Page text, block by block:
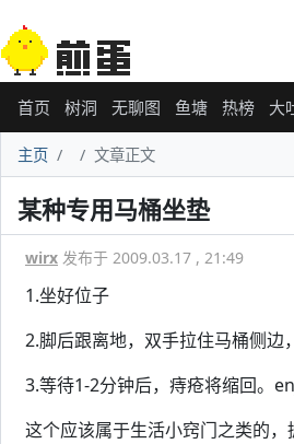
首页 树洞 无聊图 鱼塘 热榜 大
主页 文章正文
某种专用马桶坐垫
wirx 发布于 2009.03.17 , 21:49
1.坐好位子
2.脚后跟离地，双手拉住马桶侧边
3.等待1-2分钟后，痔疮将缩回。
这个应该属于生活小窍门之类的